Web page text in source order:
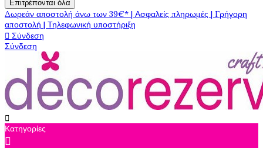
Επιτρέπονται όλα
Δωρεάν αποστολή άνω των 39€* | Ασφαλείς πληρωμές | Γρήγορη
αποστολή | Τηλεφωνική υποστήριξη
 Σύνδεση
Σύνδεση

Κατηγορίες
